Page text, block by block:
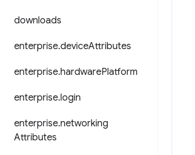
downloads
enterprise.deviceAttributes
enterprise.hardwarePlatform
enterprise.login
enterprise.networking
Attributes